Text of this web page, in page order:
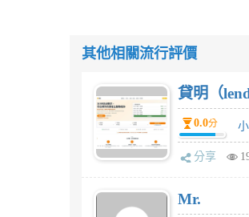
其他相關流行評價
貸明（
0.0分
分享
Mr.